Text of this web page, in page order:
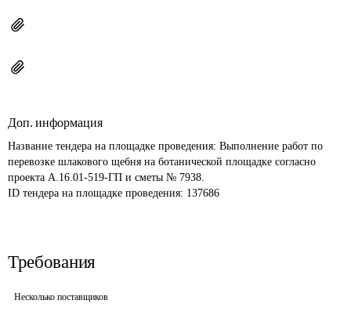
Доп. информация
Название тендера на площадке проведения: Выполнение работ по
перевозке шлакового щебня на ботанической площадке согласно
проекта А.16.01-519-ГП и сметы № 7938.
ID тендера на площадке проведения: 137686
Требования
Несколько поставщиков